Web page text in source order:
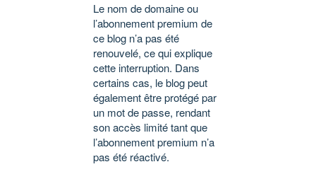
Le nom de domaine ou
l’abonnement premium de
ce blog n’a pas été
renouvelé, ce qui explique
cette interruption. Dans
certains cas, le blog peut
également être protégé par
un mot de passe, rendant
son accès limité tant que
l’abonnement premium n’a
pas été réactivé.